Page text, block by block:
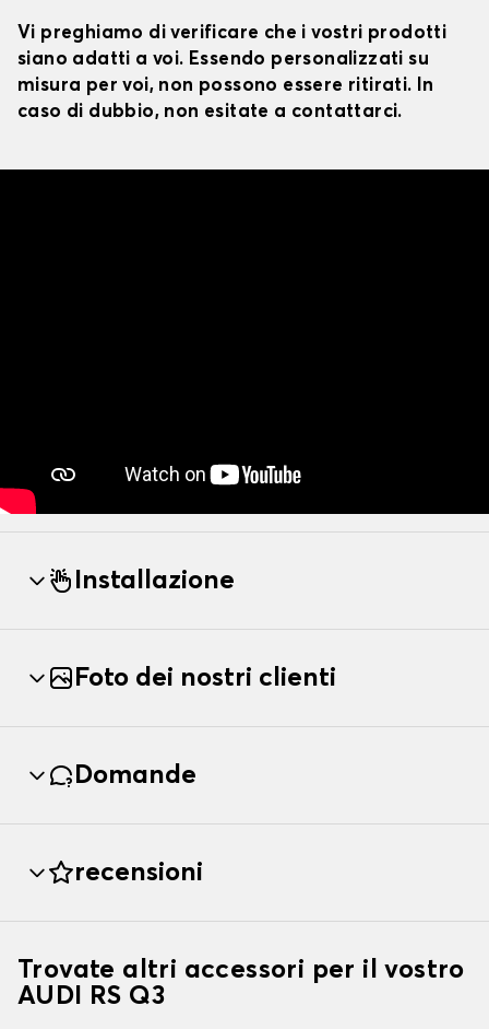
Vi preghiamo di verificare che i vostri prodotti
siano adatti a voi. Essendo personalizzati su
misura per voi, non possono essere ritirati. In
caso di dubbio, non esitate a contattarci.
Installazione
Foto dei nostri clienti
Domande
recensioni
Trovate altri accessori per il vostro
AUDI RS Q3